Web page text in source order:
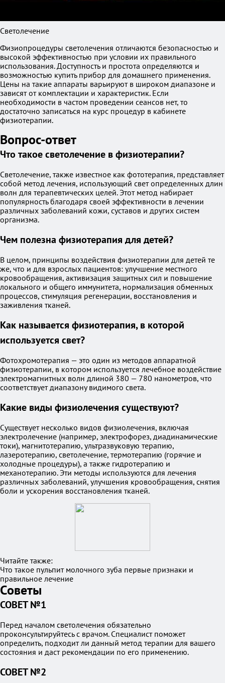
Светолечение
Физиопроцедуры светолечения отличаются безопасностью и
высокой эффективностью при условии их правильного
использования. Доступность и простота определяются и
возможностью купить прибор для домашнего применения.
Цены на такие аппараты варьируют в широком диапазоне и
зависят от комплектации и характеристик. Если
необходимости в частом проведении сеансов нет, то
достаточно записаться на курс процедур в кабинете
физиотерапии.
Вопрос-ответ
Что такое светолечение в физиотерапии?
Светолечение, также известное как фототерапия, представляет
собой метод лечения, использующий свет определенных длин
волн для терапевтических целей. Этот метод набирает
популярность благодаря своей эффективности в лечении
различных заболеваний кожи, суставов и других систем
организма.
Чем полезна физиотерапия для детей?
В целом, принципы воздействия физиотерапии для детей те
же, что и для взрослых пациентов: улучшение местного
кровообращения, активизация защитных сил и повышение
локального и общего иммунитета, нормализация обменных
процессов, стимуляция регенерации, восстановления и
заживления тканей.
Как называется физиотерапия, в которой
используется свет?
Фотохромотерапия — это один из методов аппаратной
физиотерапии, в котором используется лечебное воздействие
электромагнитных волн длиной 380 — 780 нанометров, что
соответствует диапазону видимого света.
Какие виды физиолечения существуют?
Существует несколько видов физиолечения, включая
электролечение (например, электрофорез, диадинамические
токи), магнитотерапию, ультразвуковую терапию,
лазеротерапию, светолечение, термотерапию (горячие и
холодные процедуры), а также гидротерапию и
механотерапию. Эти методы используются для лечения
различных заболеваний, улучшения кровообращения, снятия
боли и ускорения восстановления тканей.
Читайте также:
Что такое пульпит молочного зуба первые признаки и
правильное лечение
Советы
СОВЕТ №1
Перед началом светолечения обязательно
проконсультируйтесь с врачом. Специалист поможет
определить, подходит ли данный метод терапии для вашего
состояния и даст рекомендации по его применению.
СОВЕТ №2